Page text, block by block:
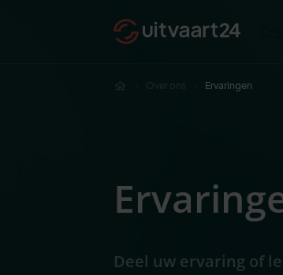
Over ons Ervaringen
Deel uw ervaring of